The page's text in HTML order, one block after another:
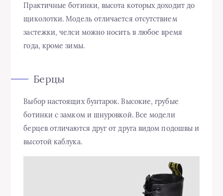
Практичные ботинки, высота которых доходит до
щиколотки. Модель отличается отсутствием
застежки, челси можно носить в любое время
года, кроме зимы.
Берцы
Выбор настоящих бунтарок. Высокие, грубые
ботинки с замком и шнуровкой. Все модели
берцев отличаются друг от друга видом подошвы и
высотой каблука.